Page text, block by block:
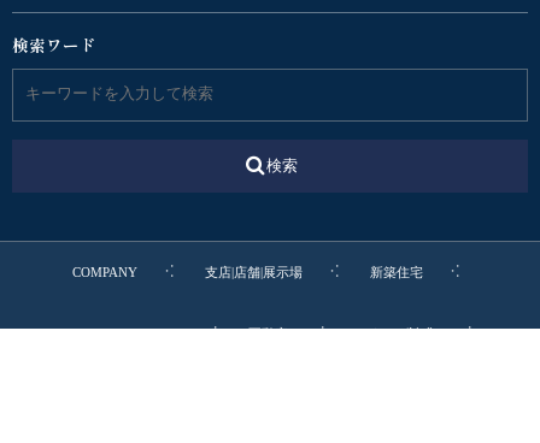
検索ワード
検索
COMPANY 支店|店舗|展示場 新築住宅
リフォーム・リノベ 不動産 カタログ請求